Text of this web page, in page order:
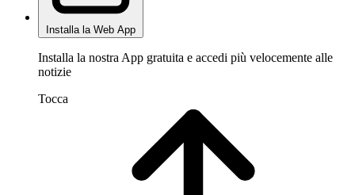
Installa la Web App
Installa la nostra App gratuita e accedi più velocemente alle
notizie
Tocca